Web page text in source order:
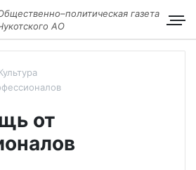
газета
АО
от